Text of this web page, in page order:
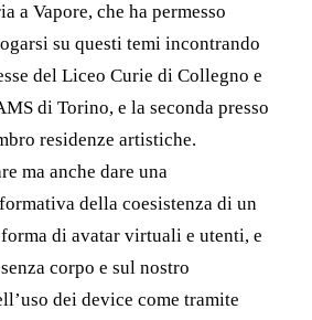
a Vapore, che ha permesso
su questi temi incontrando
del Liceo Curie di Collegno e
di Torino, e la seconda presso
residenze artistiche.
ma anche dare una
della coesistenza di un
di avatar virtuali e utenti, e
corpo e sul nostro
dei device come tramite